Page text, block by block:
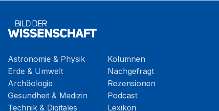
Astronomie & Physik
Erde & Umwelt
Archäologie
Gesundheit & Medizin
Technik & Digitales
Kolumnen
Nachgefragt
Rezensionen
Podcast
Lexikon